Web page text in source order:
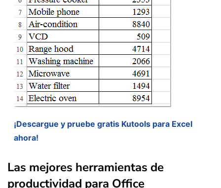
¡Descargue y pruebe gratis Kutools para Excel
ahora!
Las mejores herramientas de
productividad para Office